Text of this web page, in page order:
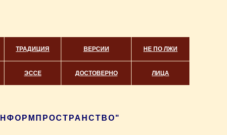
ТРАДИЦИЯ ВЕРСИИ НЕ ПО ЛЖИ
ЭССЕ ДОСТОВЕРНО ЛИЦА